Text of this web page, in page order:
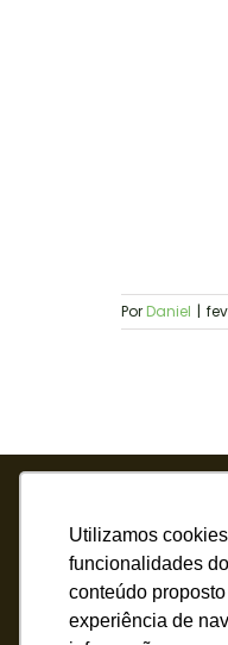
Utilizamos
funcionalidades
conteúdo
experiência de
Por Daniel |
Rodovia